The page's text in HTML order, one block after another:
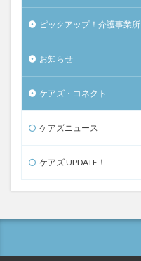
ピックアップ！介護事業所
お知らせ
ケアズ・コネクト
ケアズニュース
ケアズ UPDATE！